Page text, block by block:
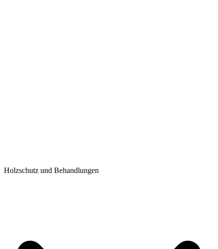
Holzschutz und Behandlungen